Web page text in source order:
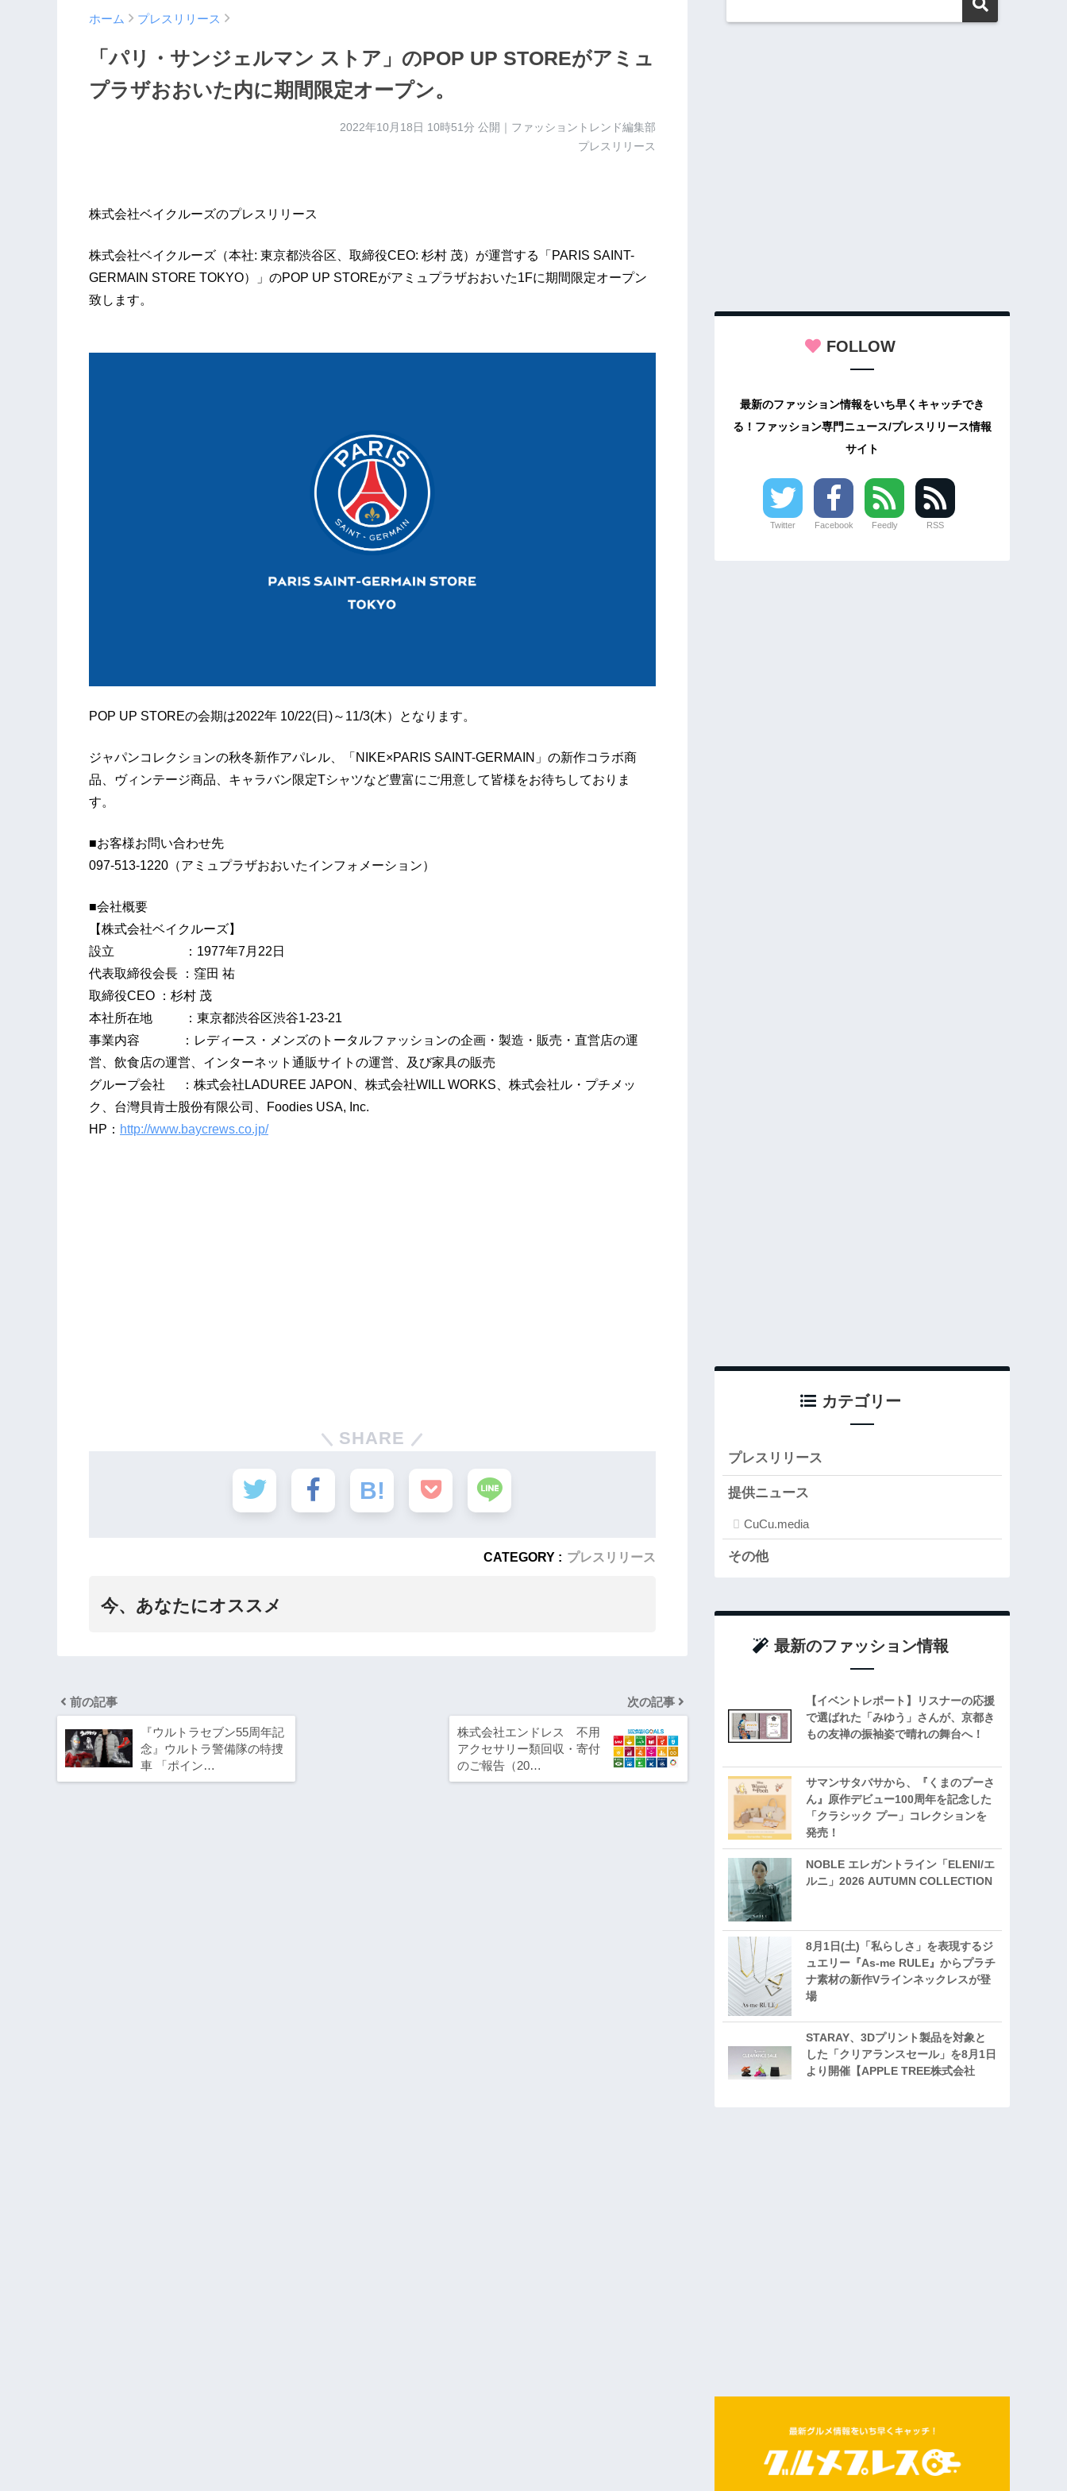
ホーム プレスリリース
「パリ・サンジェルマン ストア」のPOP UP STOREがアミュ
プラザおおいた内に期間限定オープン。
2022年10月18日 10時51分 公開｜ファッショントレンド編集部
プレスリリース
株式会社ベイクルーズのプレスリリース
株式会社ベイクルーズ（本社: 東京都渋谷区、取締役CEO: 杉村 茂）が運営する「PARIS SAINT-
GERMAIN STORE TOKYO）」のPOP UP STOREがアミュプラザおおいた1Fに期間限定オープン
致します。
POP UP STOREの会期は2022年 10/22(日)～11/3(木）となります。
ジャパンコレクションの秋冬新作アパレル、「NIKE×PARIS SAINT-GERMAIN」の新作コラボ商
品、ヴィンテージ商品、キャラバン限定Tシャツなど豊富にご用意して皆様をお待ちしておりま
す。
■お客様お問い合わせ先
097-513-1220（アミュプラザおおいたインフォメーション）
■会社概要
【株式会社ベイクルーズ】
設立 ：1977年7月22日
代表取締役会長 ：窪田 祐
取締役CEO ：杉村 茂
本社所在地 ：東京都渋谷区渋谷1-23-21
事業内容 ：レディース・メンズのトータルファッションの企画・製造・販売・直営店の運
営、飲食店の運営、インターネット通販サイトの運営、及び家具の販売
グループ会社 ：株式会社LADUREE JAPON、株式会社WILL WORKS、株式会社ル・プチメッ
ク、台灣貝肯士股份有限公司、Foodies USA, Inc.
HP： http://www.baycrews.co.jp/
SHARE
CATEGORY : プレスリリース
今、あなたにオススメ
前の記事
『ウルトラセブン55周年記
念』ウルトラ警備隊の特捜
車 「ポイン…
次の記事
株式会社エンドレス 不用
アクセサリー類回収・寄付
のご報告（20…
FOLLOW
最新のファッション情報をいち早くキャッチでき
る！ファッション専門ニュース/プレスリリース情報
サイト
Twitter Facebook Feedly RSS
カテゴリー
プレスリリース
提供ニュース
CuCu.media
その他
最新のファッション情報
【イベントレポート】リスナーの応援
で選ばれた「みゆう」さんが、京都き
もの友禅の振袖姿で晴れの舞台へ！
サマンサタバサから、『くまのプーさ
ん』原作デビュー100周年を記念した
「クラシック プー」コレクションを
発売！
NOBLE エレガントライン「ELENI/エ
ルニ」2026 AUTUMN COLLECTION
8月1日(土)「私らしさ」を表現するジ
ュエリー『As-me RULE』からプラチ
ナ素材の新作Vラインネックレスが登
場
STARAY、3Dプリント製品を対象と
した「クリアランスセール」を8月1日
より開催【APPLE TREE株式会社